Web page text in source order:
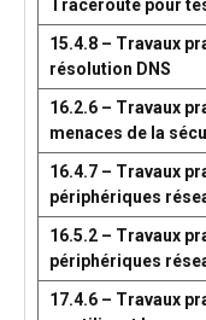
Traceroute pour
15.4.8 – Travaux
résolution DNS
16.2.6 – Travaux
menaces de la
16.4.7 – Travaux
périphériques
16.5.2 – Travaux
périphériques
17.4.6 – Travaux